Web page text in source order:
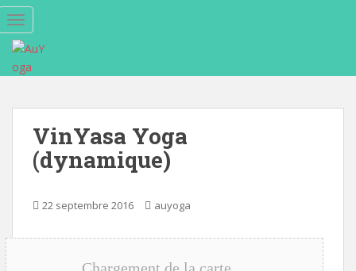
S
t
TOGGLE NAVIGATION
VinYasa Yoga
(dynamique)
22 septembre 2016 auyoga